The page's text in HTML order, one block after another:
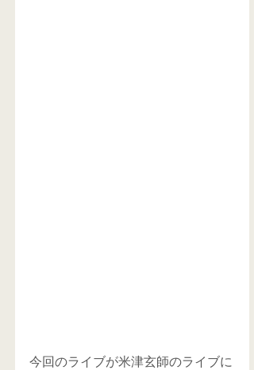
今回のライブが米津玄師のライブに